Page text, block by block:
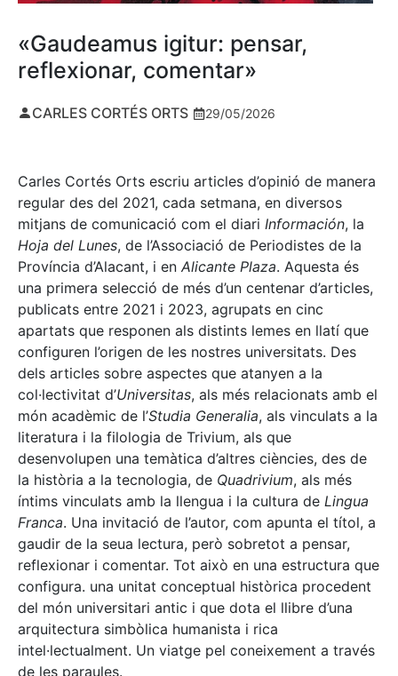
«Gaudeamus igitur: pensar,
reflexionar, comentar»
CARLES CORTÉS ORTS 29/05/2026
Carles Cortés Orts escriu articles d’opinió de manera
regular des del 2021, cada setmana, en diversos
mitjans de comunicació com el diari Información, la
Hoja del Lunes, de l’Associació de Periodistes de la
Província d’Alacant, i en Alicante Plaza. Aquesta és
una primera selecció de més d’un centenar d’articles,
publicats entre 2021 i 2023, agrupats en cinc
apartats que responen als distints lemes en llatí que
configuren l’origen de les nostres universitats. Des
dels articles sobre aspectes que atanyen a la
col·lectivitat d’Universitas, als més relacionats amb el
món acadèmic de l’Studia Generalia, als vinculats a la
literatura i la filologia de Trivium, als que
desenvolupen una temàtica d’altres ciències, des de
la història a la tecnologia, de Quadrivium, als més
íntims vinculats amb la llengua i la cultura de Lingua
Franca. Una invitació de l’autor, com apunta el títol, a
gaudir de la seua lectura, però sobretot a pensar,
reflexionar i comentar. Tot això en una estructura que
configura. una unitat conceptual històrica procedent
del món universitari antic i que dota el llibre d’una
arquitectura simbòlica humanista i rica
intel·lectualment. Un viatge pel coneixement a través
de les paraules.